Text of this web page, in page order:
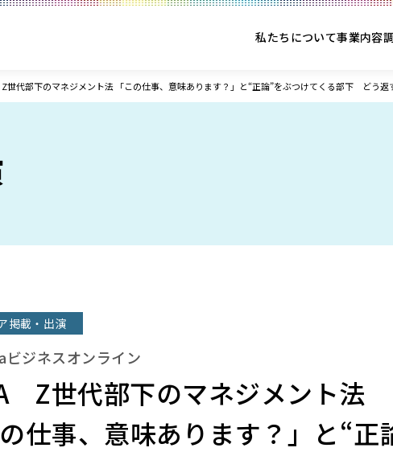
私たちについて事業内容
代部下のマネジメント法 「この仕事、意味あります？」と“正論”をぶつけてくる部下 どう返
掲載・出演
ジネスオンライン
Z世代部下のマネジメント法
の仕事、意味あります？」と“